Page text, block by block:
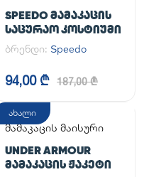
SPEEDO ᲛᲐᲛᲐᲙᲐᲪᲘᲡ
ᲡᲐᲪᲣᲠᲐᲝ ᲙᲝᲡᲢᲘᲣᲛᲘ
ბრენდი: Speedo
94,00 ₾ 187,00 ₾
ახალი
მამაკაცის მაისური
UNDER ARMOUR
ᲛᲐᲛᲐᲙᲐᲪᲘᲡ ᲟᲐᲙᲔᲢᲘ